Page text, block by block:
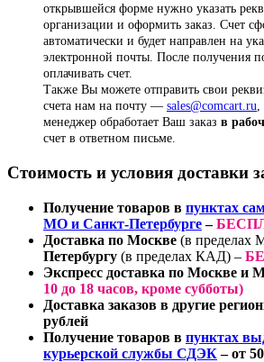
открывшейся форме нужно указать
организации и оформить заказ. Счет
автоматически и будет направлен на
электронной почты. После получения
оплачивать счет.
Также Вы можете отправить свои
счета нам на почту — sales@comcart.ru,
менеджер обработает Ваш заказ в
счет в ответном письме.
Стоимость и условия доставки
Получение товаров в пунктах
МО и Санкт-Петербурге–
Доставка по Москве (в
Петербургу (в пределах КАД) –
Экспресс доставка по Москве и
10 до 18 часов, кроме субботы)
Доставка заказов в другие
рублей
Получение товаров в пунктах
курьерской службы СДЭК– от